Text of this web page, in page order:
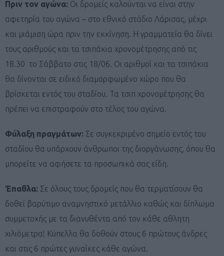
Πριν τον αγώνα: Οι δρομείς καλούνται να είναι στην
αφετηρία του αγώνα – στο εθνικό στάδιο Λάρισας, μέχρι
και μιάμιση ώρα πριν την εκκίνηση. Η γραμματεία θα δίνει
τους αριθμούς και τα τσιπάκια χρονομέτρησης από τις
18.30 το Σάββατο στις 18/06. Οι αριθμοί και τα τσιπάκια
θα δίνονται σε ειδικό διαμορφωμένο χώρο που θα
βρίσκεται εντός του σταδίου. Τα τσιπ χρονομέτρησης θα
πρέπει να επιστραφούν στο τέλος του αγώνα.
Φύλαξη πραγμάτων: Σε συγκεκριμένο σημείο εντός του
σταδίου θα υπάρχουν άνθρωποι της διοργάνωσης, όπου θα
μπορείτε να αφήσετε τα προσωπικά σας είδη.
Έπαθλα: Σε όλους τους δρομείς που θα τερματίσουν θα
δοθεί βαρύτιμο αναμνηστικό μετάλλιο καθώς και δίπλωμα
συμμετοχής με τα διανυθέντα από τον κάθε αθλητη
χιλιόμετρα! Κύπελλα θα δοθούν στους 6 πρώτους άνδρες
και στις 6 πρώτες γυναίκες κάθε αγώνα.